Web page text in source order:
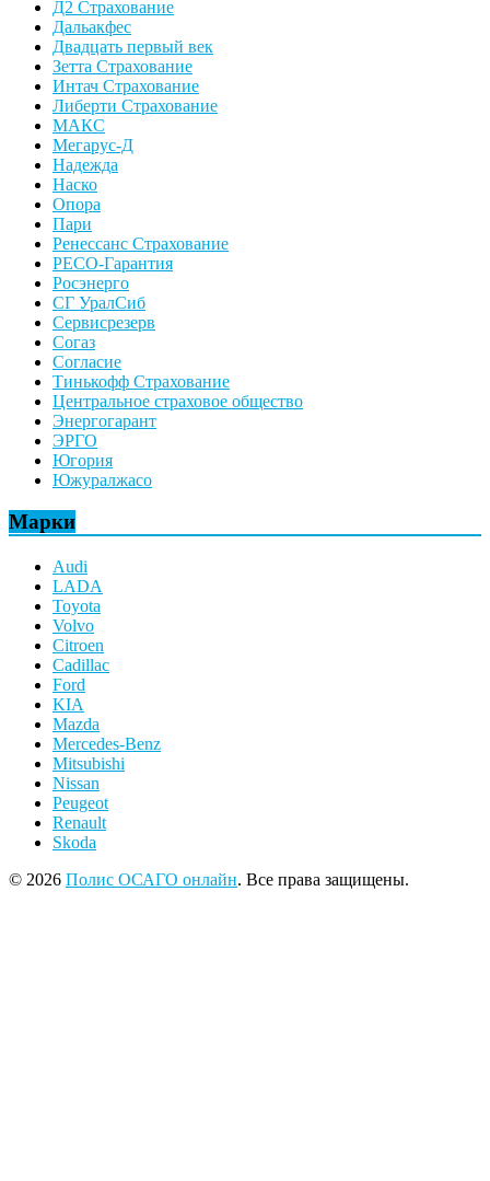
Д2 Страхование
Дальакфес
Двадцать первый век
Зетта Страхование
Интач Страхование
Либерти Страхование
МАКС
Мегарус-Д
Надежда
Наско
Опора
Пари
Ренессанс Страхование
РЕСО-Гарантия
Росэнерго
СГ УралСиб
Сервисрезерв
Согаз
Согласие
Тинькофф Страхование
Центральное страховое общество
Энергогарант
ЭРГО
Югория
Южуралжасо
Марки
Audi
LADA
Toyota
Volvo
Citroen
Cadillac
Ford
KIA
Mazda
Mercedes-Benz
Mitsubishi
Nissan
Peugeot
Renault
Skoda
© 2026 Полис ОСАГО онлайн. Все права защищены.